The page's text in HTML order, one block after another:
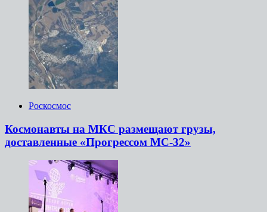
Роскосмос
Космонавты на МКС размещают грузы,
доставленные «Прогрессом МС-32»